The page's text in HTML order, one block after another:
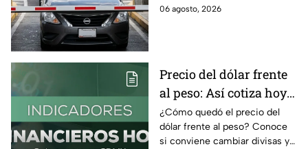
IVA incluido; te compartimos
06 agosto, 2026
Precio del dólar frente
al peso: Así cotiza hoy 6
de agosto 2026
¿Cómo quedó el precio del
dólar frente al peso? Conoce
si conviene cambiar divisas y